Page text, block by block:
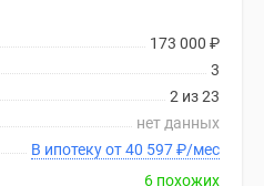
173 000 ₽
3
2 из 23
нет данных
В ипотеку от 40 597₽/мес
6 похожих